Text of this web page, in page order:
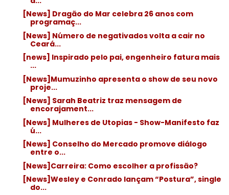
[News] Dragão do Mar celebra 26 anos com
programaç...
[News] Número de negativados volta a cair no
Ceará...
[news] Inspirado pelo pai, engenheiro fatura mais
...
[News]Mumuzinho apresenta o show de seu novo
proje...
[News] Sarah Beatriz traz mensagem de
encorajament...
[News] Mulheres de Utopias - Show-Manifesto faz
ú...
[News] Conselho do Mercado promove diálogo
entre o...
[News]Carreira: Como escolher a profissão?
[News]Wesley e Conrado lançam “Postura”, single
do...